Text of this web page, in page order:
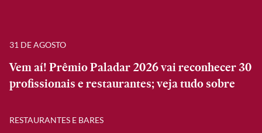
31 DE AGOSTO
Vem aí! Prêmio Paladar 2026 vai reconhecer 30
profissionais e restaurantes; veja tudo sobre
RESTAURANTES E BARES